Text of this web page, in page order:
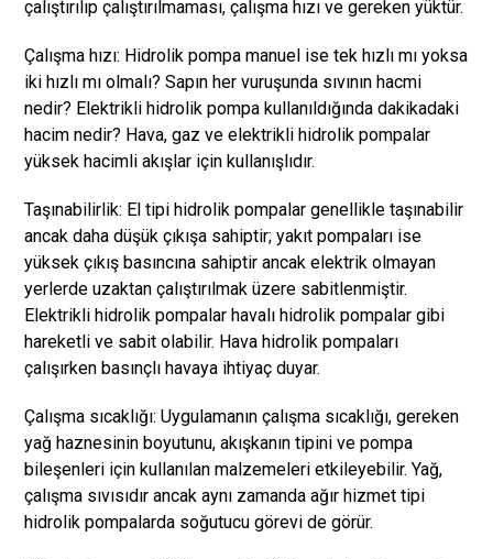
çalıştırılıp çalıştırılmaması, çalışma hızı ve gereken yüktür.
Çalışma hızı: Hidrolik pompa manuel ise tek hızlı mı yoksa
iki hızlı mı olmalı? Sapın her vuruşunda sıvının hacmi
nedir? Elektrikli hidrolik pompa kullanıldığında dakikadaki
hacim nedir? Hava, gaz ve elektrikli hidrolik pompalar
yüksek hacimli akışlar için kullanışlıdır.
Taşınabilirlik: El tipi hidrolik pompalar genellikle taşınabilir
ancak daha düşük çıkışa sahiptir; yakıt pompaları ise
yüksek çıkış basıncına sahiptir ancak elektrik olmayan
yerlerde uzaktan çalıştırılmak üzere sabitlenmiştir.
Elektrikli hidrolik pompalar havalı hidrolik pompalar gibi
hareketli ve sabit olabilir. Hava hidrolik pompaları
çalışırken basınçlı havaya ihtiyaç duyar.
Çalışma sıcaklığı: Uygulamanın çalışma sıcaklığı, gereken
yağ haznesinin boyutunu, akışkanın tipini ve pompa
bileşenleri için kullanılan malzemeleri etkileyebilir. Yağ,
çalışma sıvısıdır ancak aynı zamanda ağır hizmet tipi
hidrolik pompalarda soğutucu görevi de görür.